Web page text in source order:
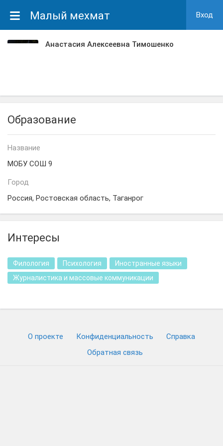
Малый мехмат Вход
Анастасия Алексеевна Тимошенко
Образование
Название
МОБУ СОШ 9
Город
Россия, Ростовская область, Таганрог
Интересы
Филология Психология
Иностранные языки
Журналистика и массовые коммуникации
О проекте Конфиденциальность
Cправка
Обратная связь